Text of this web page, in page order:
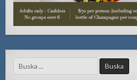
Search
for: